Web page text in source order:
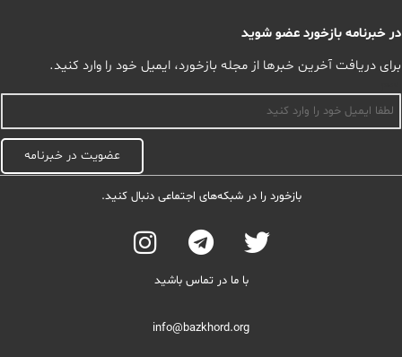
در خبرنامه بازخورد عضو شوید
برای دریافت آخرین خبرها از مجله بازخورد، ایمیل خود را وارد کنید.
عضویت در خبرنامه
بازخورد را در شبکه‌های اجتماعی دنبال کنید.
با ما در تماس باشید
info@bazkhord.org